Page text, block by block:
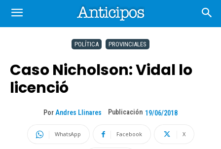
POLÍTICA PROVINCIALES
Caso Nicholson: Vidal lo
licenció
Por Andres Llinares Publicación 19/06/2018
WhatsApp Facebook X